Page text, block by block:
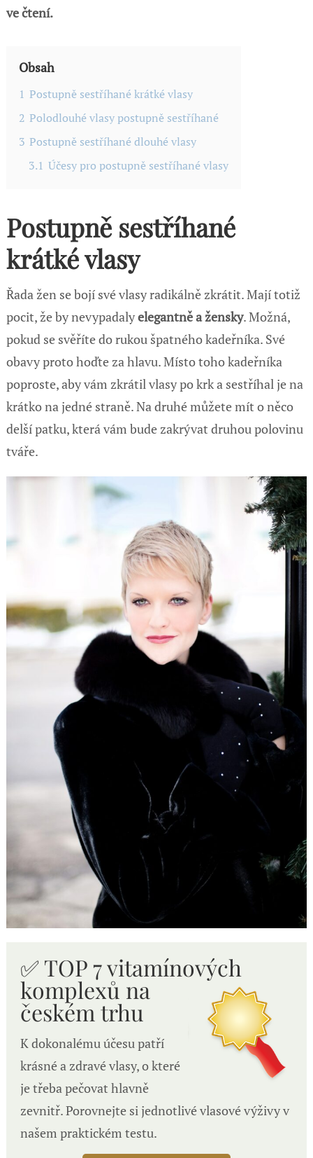
ve čtení.
Obsah
1 Postupně sestříhané krátké vlasy
2 Polodlouhé vlasy postupně sestříhané
3 Postupně sestříhané dlouhé vlasy
3.1 Účesy pro postupně sestříhané vlasy
Postupně sestříhané
krátké vlasy
Řada žen se bojí své vlasy radikálně zkrátit. Mají totiž
pocit, že by nevypadalyelegantně a žensky. Možná,
pokud se svěříte do rukou špatného kadeřníka. Své
obavy proto hoďte za hlavu. Místo toho kadeřníka
poproste, aby vám zkrátil vlasy po krk a sestříhal je na
krátko na jedné straně. Na druhé můžete mít o něco
delší patku, která vám bude zakrývat druhou polovinu
tváře.
✅ TOP 7 vitamínových
komplexů na
českém trhu
K dokonalému účesu patří
krásné a zdravé vlasy, o které
je třeba pečovat hlavně
zevnitř. Porovnejte si jednotlivé vlasové výživy v
našem praktickém testu.